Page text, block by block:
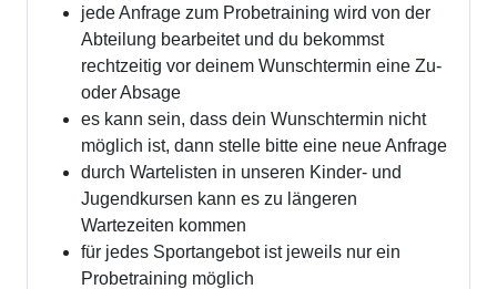
jede Anfrage zum Probetraining wird von der
Abteilung bearbeitet und du bekommst
rechtzeitig vor deinem Wunschtermin eine Zu-
oder Absage
es kann sein, dass dein Wunschtermin nicht
möglich ist, dann stelle bitte eine neue Anfrage
durch Wartelisten in unseren Kinder- und
Jugendkursen kann es zu längeren
Wartezeiten kommen
für jedes Sportangebot ist jeweils nur ein
Probetraining möglich